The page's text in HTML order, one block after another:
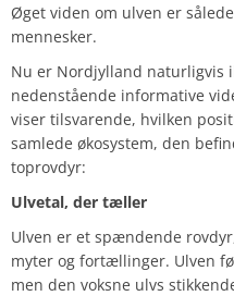
Øget viden om ulven er
mennesker.
Nu er Nordjylland naturligvis
nedenstående informative
viser tilsvarende, hvilken
samlede økosystem, den
toprovdyr:
Ulvetal, der tæller
Ulven er et spændende
myter og fortællinger. Ulven
men den voksne ulvs